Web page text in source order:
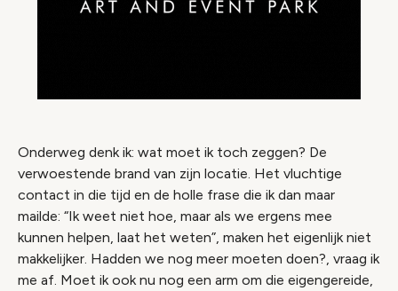
Onderweg denk ik: wat moet ik toch zeggen? De
verwoestende brand van zijn locatie. Het vluchtige
contact in die tijd en de holle frase die ik dan maar
mailde: “Ik weet niet hoe, maar als we ergens mee
kunnen helpen, laat het weten”, maken het eigenlijk niet
makkelijker. Hadden we nog meer moeten doen?, vraag ik
me af. Moet ik ook nu nog een arm om die eigengereide,